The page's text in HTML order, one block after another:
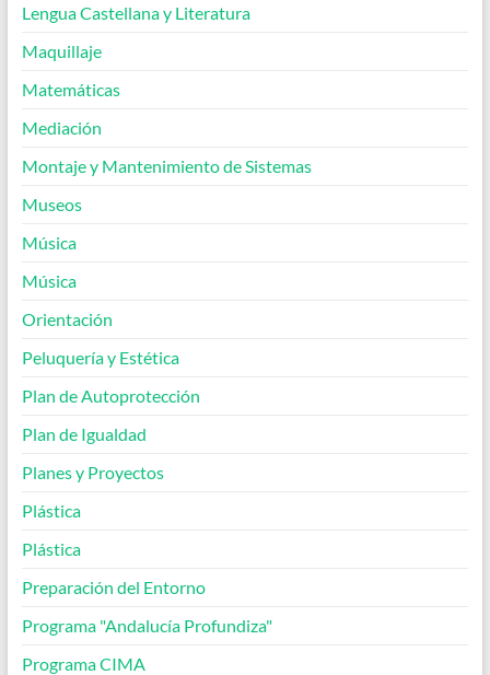
Lengua Castellana y Literatura
Maquillaje
Matemáticas
Mediación
Montaje y Mantenimiento de Sistemas
Museos
Música
Música
Orientación
Peluquería y Estética
Plan de Autoprotección
Plan de Igualdad
Planes y Proyectos
Plástica
Plástica
Preparación del Entorno
Programa "Andalucía Profundiza"
Programa CIMA